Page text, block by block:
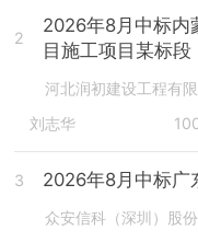
2
2026年8月中标内
目施工项目某标段
河北润初建设工程有
刘志华
3 2026年8月中标广
众安信科（深圳）股